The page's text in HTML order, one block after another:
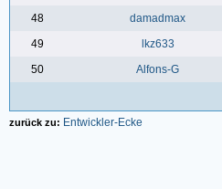
48
damadmax
49
lkz633
50
Alfons-G
zurück zu: Entwickler-Ecke